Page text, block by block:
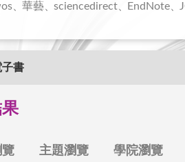
華藝 sciencedirect EndNote
子書
主題瀏覽 學院瀏覽